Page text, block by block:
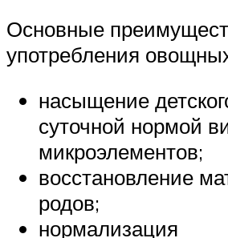
Основные
употребления
насыщение
суточной нормой
микроэлементов;
восстановление
родов;
нормализация